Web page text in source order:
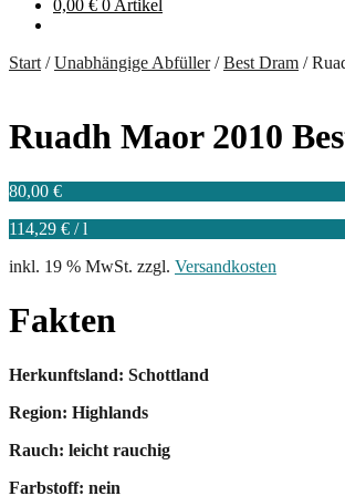
0,00 € 0 Artikel
Start /Unabhängige Abfüller/Best Dram /
Ruadh Maor 2010
80,00 €
114,29 € /l
inkl. 19 % MwSt. zzgl. Versandkosten
Fakten
Herkunftsland: Schottland
Region: Highlands
Rauch: leicht rauchig
Farbstoff: nein